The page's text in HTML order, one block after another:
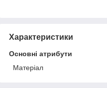
Характеристики
Основні атрибути
Матеріал